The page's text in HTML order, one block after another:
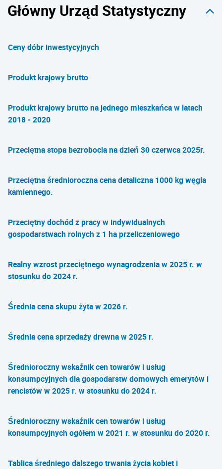
Główny Urząd Statystyczny
Ceny dóbr inwestycyjnych
Produkt krajowy brutto
Produkt krajowy brutto na jednego mieszkańca w latach
2018 - 2020
Przeciętna stopa bezrobocia na dzień 30 czerwca 2025r.
Przeciętna średnioroczna cena detaliczna 1000 kg węgla
kamiennego.
Przeciętny dochód z pracy w indywidualnych
gospodarstwach rolnych z 1 ha przeliczeniowego
Realny wzrost przeciętnego wynagrodzenia w 2025 r. w
stosunku do 2024 r.
Średnia cena skupu żyta w 2026 r.
Średnia cena sprzedaży drewna w 2025 r.
Średnioroczny wskaźnik cen towarów i usług
konsumpcyjnych dla gospodarstw domowych emerytów i
rencistów w 2025 r. w stosunku do 2024 r.
Średnioroczny wskaźnik cen towarów i usług
konsumpcyjnych ogółem w 2021 r. w stosunku do 2020 r.
Tablica średniego dalszego trwania życia kobiet i